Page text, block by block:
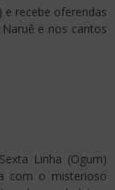
e recebe oferendas
e nos cantos
Linha (Ogum)
com o misterioso